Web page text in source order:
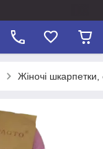
Жіночі шкарпетки,